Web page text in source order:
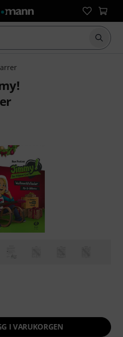
Börja
från 5 kundbetyg
I VARUKORGEN